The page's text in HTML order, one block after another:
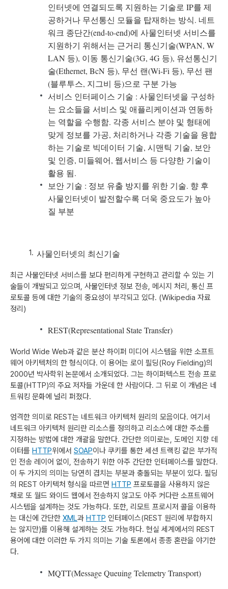
인터넷에 연결되도록 지원하는 기술로 IP를 제
공하거나 무선통신 모듈을 탑재하는 방식. 네트
워크 종단간(end-to-end)에 사물인터넷 서비스를
지원하기 위해서는 근거리 통신기술(WPAN, W
LAN 등), 이동 통신기술(3G, 4G 등), 유선통신기
술(Ethernet, BcN 등), 무선 랜(Wi-Fi 등), 무선 팬
(블루투스, 지그비 등)으로 구분 가능
서비스 인터페이스 기술 : 사물인터넷을 구성하
는 요소들을 서비스 및 애플리케이션과 연동하
는 역할을 수행함. 각종 서비스 분야 및 형태에
맞게 정보를 가공, 처리하거나 각종 기술을 융합
하는 기술로 빅데이터 기술, 시맨틱 기술, 보안
및 인증, 미들웨어, 웹서비스 등 다양한 기술이
활용 됨.
보안 기술 : 정보 유출 방지를 위한 기술. 향 후
사물인터넷이 발전할수록 더욱 중요도가 높아
질 부분
사물인터넷의 최신기술
최근 사물인터넷 서비스를 보다 편리하게 구현하고 관리할 수 있는 기
술들이 개발되고 있으며, 사물인터넷 정보 전송, 메시지 처리, 통신 프
로토콜 등에 대한 기술의 중요성이 부각되고 있다. (Wikipedia 자료
정리)
REST(Representational State Transfer)
World Wide Web과 같은 분산 하이퍼 미디어 시스템을 위한 소프트
웨어 아키텍처의 한 형식이다. 이 용어는 로이 필딩(Roy Fielding)의
2000년 박사학위 논문에서 소개되었다. 그는 하이퍼텍스트 전송 프로
토콜(HTTP)의 주요 저자들 가운데 한 사람이다. 그 뒤로 이 개념은 네
트워킹 문화에 널리 퍼졌다.
엄격한 의미로 REST는 네트워크 아키텍처 원리의 모음이다. 여기서
네트워크 아키텍처 원리란 리소스를 정의하고 리소스에 대한 주소를
지정하는 방법에 대한 개괄을 말한다. 간단한 의미로는, 도메인 지향 데
이터를 HTTP위에서 SOAP이나 쿠키를 통한 세션 트랙킹 같은 부가적
인 전송 레이어 없이, 전송하기 위한 아주 간단한 인터페이스를 말한다.
이 두 가지의 의미는 당연히 겹치는 부분과 충돌되는 부분이 있다. 필딩
의 REST 아키텍처 형식을 따르면 HTTP 프로토콜을 사용하지 않은
채로 또 월드 와이드 웹에서 전송하지 않고도 아주 커다란 소프트웨어
시스템을 설계하는 것도 가능하다. 또한, 리모트 프로시저 콜을 이용하
는 대신에 간단한 XML과 HTTP 인터페이스(REST 원리에 부합하지
는 않지만)를 이용해 설계하는 것도 가능하다. 현실 세계에서의 REST
용어에 대한 이러한 두 가지 의미는 기술 토론에서 종종 혼란을 야기한
다.
MQTT(Message Queuing Telemetry Transport)